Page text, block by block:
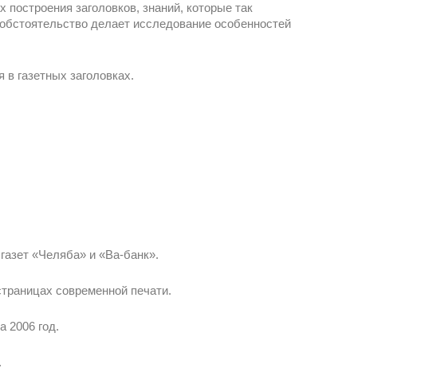
заголовков, знаний, которые так
делает исследование особенностей
газетных заголовках.
«Челяба» и «Ва-банк».
современной печати.
2006 год.